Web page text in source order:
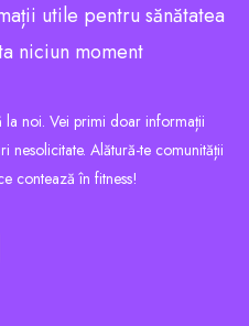
utile pentru sănătatea
niciun moment
la noi. Vei primi doar informații
nesolicitate. Alătură-te comunității
contează în fitness!